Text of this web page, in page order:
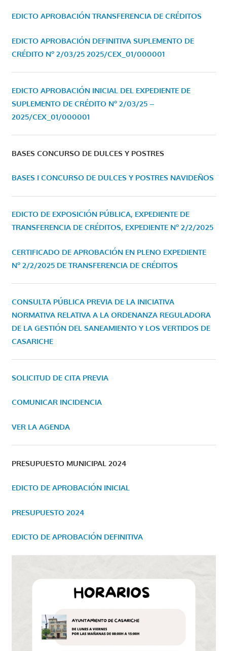
EDICTO APROBACIÓN TRANSFERENCIA DE CRÉDITOS
EDICTO APROBACIÓN DEFINITIVA SUPLEMENTO DE
CRÉDITO Nº 2/03/25 2025/CEX_01/000001
EDICTO APROBACIÓN INICIAL DEL EXPEDIENTE DE
SUPLEMENTO DE CRÉDITO Nº 2/03/25 –
2025/CEX_01/000001
BASES CONCURSO DE DULCES Y POSTRES
BASES I CONCURSO DE DULCES Y POSTRES NAVIDEÑOS
EDICTO DE EXPOSICIÓN PÚBLICA, EXPEDIENTE DE
TRANSFERENCIA DE CRÉDITOS, EXPEDIENTE Nº 2/2/2025
CERTIFICADO DE APROBACIÓN EN PLENO EXPEDIENTE
Nº 2/2/2025 DE TRANSFERENCIA DE CRÉDITOS
CONSULTA PÚBLICA PREVIA DE LA INICIATIVA
NORMATIVA RELATIVA A LA ORDENANZA REGULADORA
DE LA GESTIÓN DEL SANEAMIENTO Y LOS VERTIDOS DE
CASARICHE
SOLICITUD DE CITA PREVIA
COMUNICAR INCIDENCIA
VER LA AGENDA
PRESUPUESTO MUNICIPAL 2024
EDICTO DE APROBACIÓN INICIAL
PRESUPUESTO 2024
EDICTO DE APROBACIÓN DEFINITIVA